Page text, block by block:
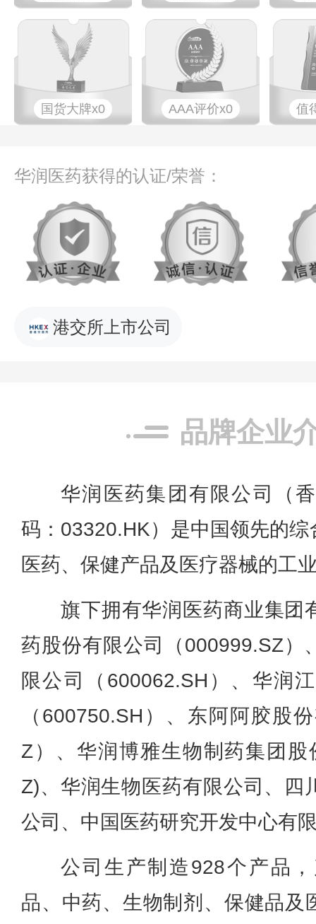
国货大牌x0 AAA评价x0 值
华润医药获得的认证/荣誉：
港交所上市公司
品牌企业
华润医药集团有限公司（
码：03320.HK）是中国领先的
医药、保健产品及医疗器械的工
旗下拥有华润医药商业集团
药股份有限公司（000999.SZ）
限公司（600062.SH）、华润
（600750.SH）、东阿阿胶股
Z）、华润博雅生物制药集团股
Z)、华润生物医药有限公司、四
公司、中国医药研究开发中心有
公司生产制造928个产品
品、中药、生物制剂、保健品及